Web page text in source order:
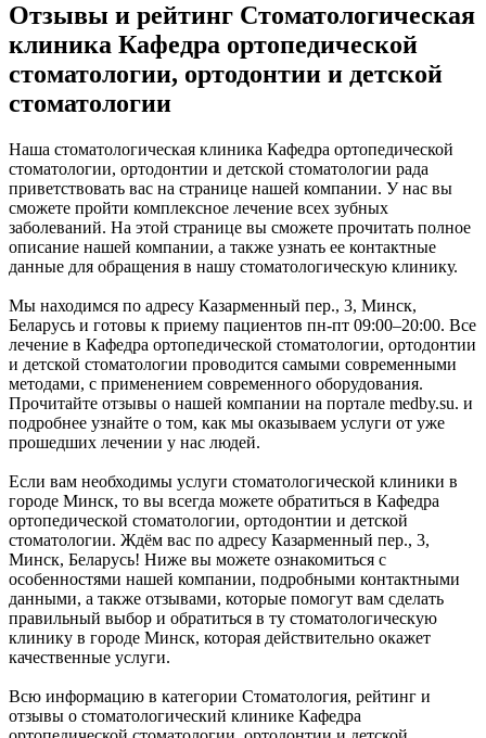
Отзывы и рейтинг Стоматологическая
клиника Кафедра ортопедической
стоматологии, ортодонтии и детской
стоматологии
Наша стоматологическая клиника Кафедра ортопедической
стоматологии, ортодонтии и детской стоматологии рада
приветствовать вас на странице нашей компании. У нас вы
сможете пройти комплексное лечение всех зубных
заболеваний. На этой странице вы сможете прочитать полное
описание нашей компании, а также узнать ее контактные
данные для обращения в нашу стоматологическую клинику.
Мы находимся по адресу Казарменный пер., 3, Минск,
Беларусь и готовы к приему пациентов пн-пт 09:00–20:00. Все
лечение в Кафедра ортопедической стоматологии, ортодонтии
и детской стоматологии проводится самыми современными
методами, с применением современного оборудования.
Прочитайте отзывы о нашей компании на портале medby.su. и
подробнее узнайте о том, как мы оказываем услуги от уже
прошедших лечении у нас людей.
Если вам необходимы услуги стоматологической клиники в
городе Минск, то вы всегда можете обратиться в Кафедра
ортопедической стоматологии, ортодонтии и детской
стоматологии. Ждём вас по адресу Казарменный пер., 3,
Минск, Беларусь! Ниже вы можете ознакомиться с
особенностями нашей компании, подробными контактными
данными, а также отзывами, которые помогут вам сделать
правильный выбор и обратиться в ту стоматологическую
клинику в городе Минск, которая действительно окажет
качественные услуги.
Всю информацию в категории Стоматология, рейтинг и
отзывы о стоматологический клинике Кафедра